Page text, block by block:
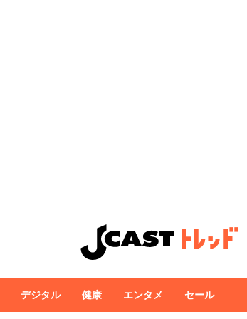
デジタル 健康 エンタメ セール